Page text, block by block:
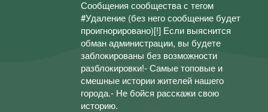
Сообщения сообщества с тегом
#Удаление (без него сообщение будет
проигнорировано)[!] Если выяснится
обман администрации, вы будете
заблокированы без возможности
разблокировки!- Самые топовые и
смешные истории жителей нашего
города.- Не бойся расскажи свою
историю.